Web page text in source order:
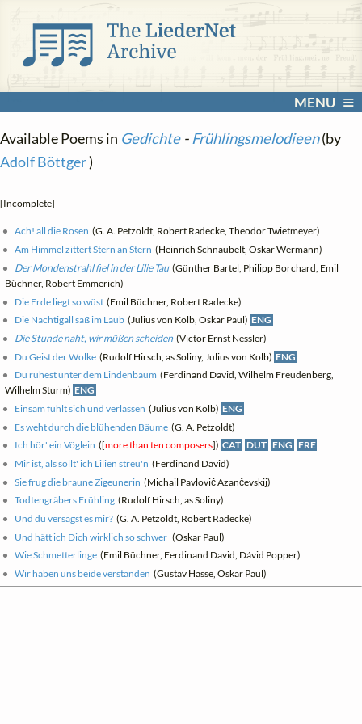
MENU
Available Poems in Gedichte-Frühlingsmelodieen(by
Adolf Böttger)
[Incomplete]
Ach! all die Rosen (G. A. Petzoldt, Robert Radecke, Theodor Twietmeyer)
Am Himmel zittert Stern an Stern (Heinrich Schnaubelt, Oskar Wermann)
Der Mondenstrahl fiel in der Lilie Tau(Günther Bartel, Philipp Borchard, Emil
Büchner, Robert Emmerich)
Die Erde liegt so wüst (Emil Büchner, Robert Radecke)
Die Nachtigall saß im Laub (Julius von Kolb, Oskar Paul) ENG
Die Stunde naht, wir müßen scheiden (Victor Ernst Nessler)
Du Geist der Wolke (Rudolf Hirsch, as Soliny, Julius von Kolb) ENG
Du ruhest unter dem Lindenbaum (Ferdinand David, Wilhelm Freudenberg,
Wilhelm Sturm) ENG
Einsam fühlt sich und verlassen (Julius von Kolb) ENG
Es weht durch die blühenden Bäume (G. A. Petzoldt)
Ich hör' ein Vöglein ([more than ten composers]) CAT DUT ENG FRE
Mir ist, als sollt' ich Lilien streu'n (Ferdinand David)
Sie frug die braune Zigeunerin (Michail Pavlovič Azančevskij)
Todtengräbers Frühling (Rudolf Hirsch, as Soliny)
Und du versagst es mir? (G. A. Petzoldt, Robert Radecke)
Und hätt ich Dich wirklich so schwer (Oskar Paul)
Wie Schmetterlinge (Emil Büchner, Ferdinand David, Dávid Popper)
Wir haben uns beide verstanden (Gustav Hasse, Oskar Paul)